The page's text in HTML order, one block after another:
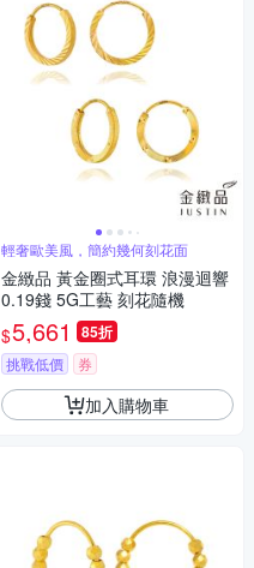
輕奢歐美風，簡約幾何刻花面
金緻品 黃金圈式耳環 浪漫迴響
0.19錢 5G工藝 刻花隨機
$5,661 85折
挑戰低價 券
加入購物車